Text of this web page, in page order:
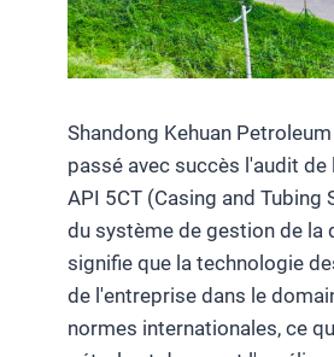
Shandong Kehuan
passé avec succès l'audit
API 5CT (Casing and
du système de gestion de la
signifie que la technologie
de l'entreprise dans le
normes internationales, ce